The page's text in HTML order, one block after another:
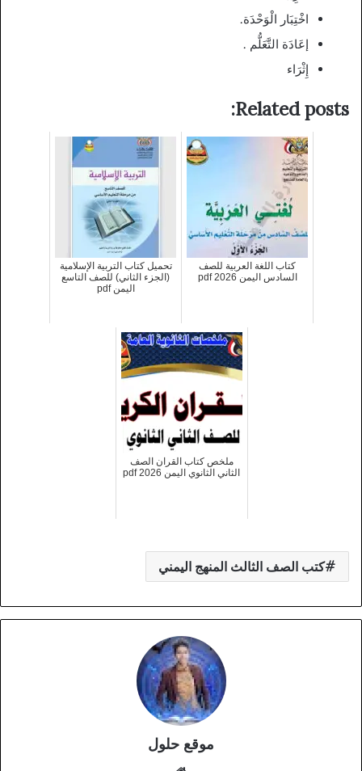
اخْتِبَار الْوَحْدَة.
إعَادَة التَّعَلُّم .
إِثْرَاء
Related posts:
كتاب اللغة العربية للصف
السادس اليمن 2026 pdf
تحميل كتاب التربية الإسلامية
(الجزء الثاني) للصف التاسع
اليمن pdf
ملخص كتاب القران الصف
الثاني الثانوي اليمن 2026 pdf
كتب الصف الثالث المنهج اليمني
موقع حلول